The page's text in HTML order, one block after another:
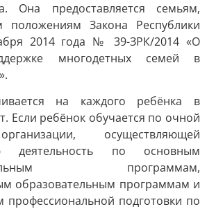
Она предоставляется семьям,
положениям Закона Республики
2014 года № 39-ЗРК/2014 «О
многодетных семей в
на каждого ребёнка в
Если ребёнок обучается по очной
осуществляющей
деятельность по основным
программам,
образовательным программам и
подготовки по